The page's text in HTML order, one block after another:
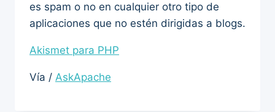
es spam o no en cualquier otro tipo de
aplicaciones que no estén dirigidas a blogs.
Akismet para PHP
Vía / AskApache